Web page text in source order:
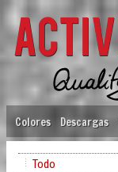
Colores Descargas
Todo